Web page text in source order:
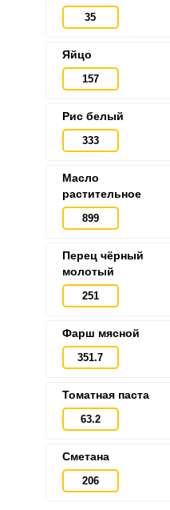
35
Яйцо
157
Рис белый
333
Масло
растительное
899
Перец чёрный
молотый
251
Фарш мясной
351.7
Томатная паста
63.2
Сметана
206